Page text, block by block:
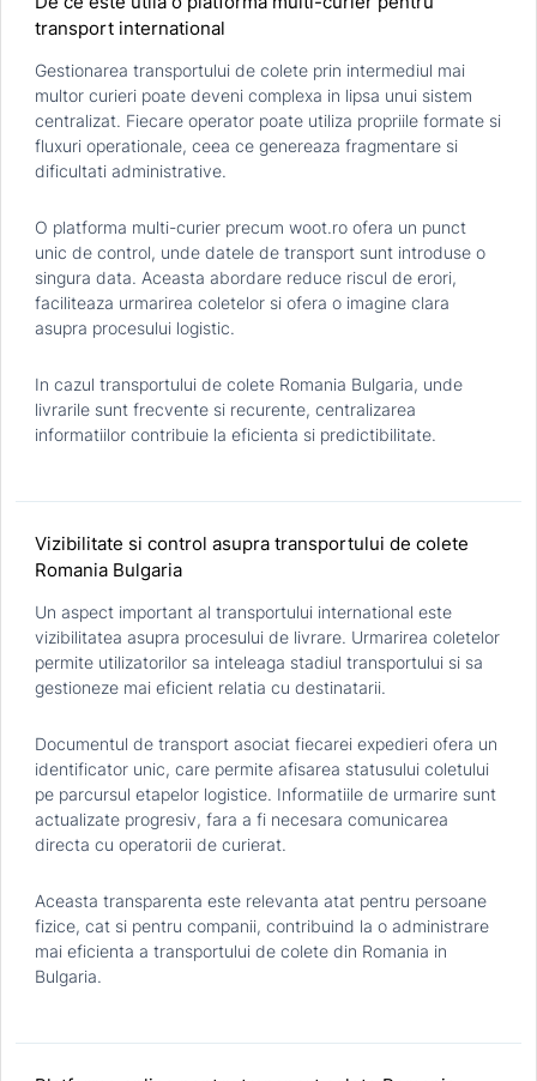
transport international
Gestionarea transportului de colete prin intermediul mai
multor curieri poate deveni complexa in lipsa unui sistem
centralizat. Fiecare operator poate utiliza propriile formate si
fluxuri operationale, ceea ce genereaza fragmentare si
dificultati administrative.
O platforma multi-curier precum woot.ro ofera un punct
unic de control, unde datele de transport sunt introduse o
singura data. Aceasta abordare reduce riscul de erori,
faciliteaza urmarirea coletelor si ofera o imagine clara
asupra procesului logistic.
In cazul transportului de colete Romania Bulgaria, unde
livrarile sunt frecvente si recurente, centralizarea
informatiilor contribuie la eficienta si predictibilitate.
Vizibilitate si control asupra transportului de colete
Romania Bulgaria
Un aspect important al transportului international este
vizibilitatea asupra procesului de livrare. Urmarirea coletelor
permite utilizatorilor sa inteleaga stadiul transportului si sa
gestioneze mai eficient relatia cu destinatarii.
Documentul de transport asociat fiecarei expedieri ofera un
identificator unic, care permite afisarea statusului coletului
pe parcursul etapelor logistice. Informatiile de urmarire sunt
actualizate progresiv, fara a fi necesara comunicarea
directa cu operatorii de curierat.
Aceasta transparenta este relevanta atat pentru persoane
fizice, cat si pentru companii, contribuind la o administrare
mai eficienta a transportului de colete din Romania in
Bulgaria.